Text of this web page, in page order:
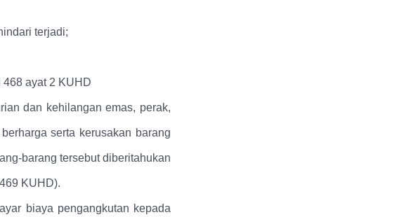
terjadi;
ayat 2 KUHD
dan kehilangan emas, perak,
serta kerusakan barang
barang tersebut diberitahukan
KUHD).
biaya pengangkutan kepada